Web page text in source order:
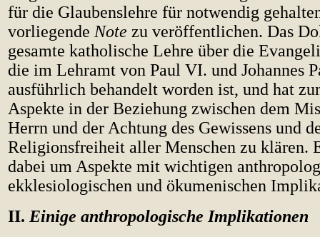
für die Glaubenslehre für notwendig
vorliegende Note zu veröffentlichen. Das
gesamte katholische Lehre über die
die im Lehramt von Paul VI. und Johannes
ausführlich behandelt worden ist, und hat
Aspekte in der Beziehung zwischen dem
Herrn und der Achtung des Gewissens und
Religionsfreiheit aller Menschen zu klären.
dabei um Aspekte mit wichtigen
ekklesiologischen und ökumenischen
II. Einige anthropologische Implikationen